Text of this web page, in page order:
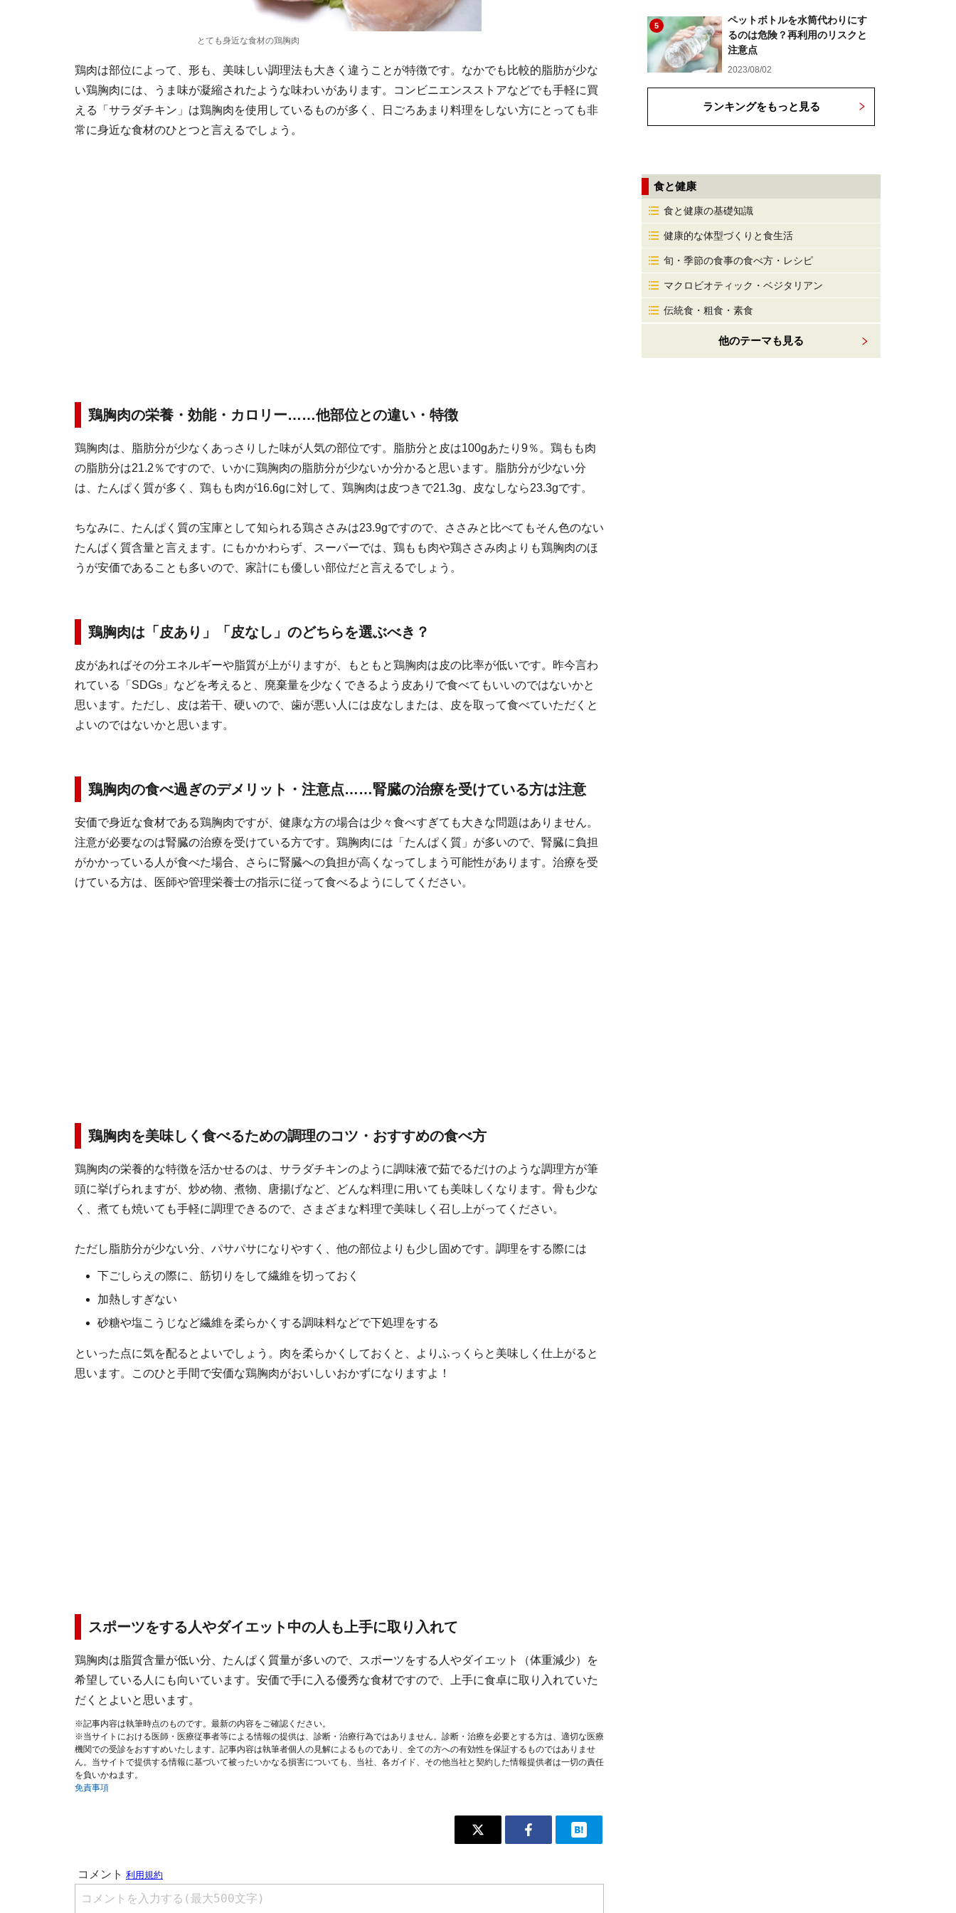
とても身近な食材の鶏胸肉
鶏肉は部位によって、形も、美味しい調理法も大きく違うことが特徴です。なかでも比較的脂肪が少な
い鶏胸肉には、うま味が凝縮されたような味わいがあります。コンビニエンスストアなどでも手軽に買
える「サラダチキン」は鶏胸肉を使用しているものが多く、日ごろあまり料理をしない方にとっても非
常に身近な食材のひとつと言えるでしょう。
鶏胸肉の栄養・効能・カロリー……他部位との違い・特徴
鶏胸肉は、脂肪分が少なくあっさりした味が人気の部位です。脂肪分と皮は100gあたり9％。鶏もも肉
の脂肪分は21.2％ですので、いかに鶏胸肉の脂肪分が少ないか分かると思います。脂肪分が少ない分
は、たんぱく質が多く、鶏もも肉が16.6gに対して、鶏胸肉は皮つきで21.3g、皮なしなら23.3gです。
ちなみに、たんぱく質の宝庫として知られる鶏ささみは23.9gですので、ささみと比べてもそん色のない
たんぱく質含量と言えます。にもかかわらず、スーパーでは、鶏もも肉や鶏ささみ肉よりも鶏胸肉のほ
うが安価であることも多いので、家計にも優しい部位だと言えるでしょう。
鶏胸肉は「皮あり」「皮なし」のどちらを選ぶべき？
皮があればその分エネルギーや脂質が上がりますが、もともと鶏胸肉は皮の比率が低いです。昨今言わ
れている「SDGs」などを考えると、廃棄量を少なくできるよう皮ありで食べてもいいのではないかと
思います。ただし、皮は若干、硬いので、歯が悪い人には皮なしまたは、皮を取って食べていただくと
よいのではないかと思います。
鶏胸肉の食べ過ぎのデメリット・注意点……腎臓の治療を受けている方は注意
安価で身近な食材である鶏胸肉ですが、健康な方の場合は少々食べすぎても大きな問題はありません。
注意が必要なのは腎臓の治療を受けている方です。鶏胸肉には「たんぱく質」が多いので、腎臓に負担
がかかっている人が食べた場合、さらに腎臓への負担が高くなってしまう可能性があります。治療を受
けている方は、医師や管理栄養士の指示に従って食べるようにしてください。
鶏胸肉を美味しく食べるための調理のコツ・おすすめの食べ方
鶏胸肉の栄養的な特徴を活かせるのは、サラダチキンのように調味液で茹でるだけのような調理方が筆
頭に挙げられますが、炒め物、煮物、唐揚げなど、どんな料理に用いても美味しくなります。骨も少な
く、煮ても焼いても手軽に調理できるので、さまざまな料理で美味しく召し上がってください。
ただし脂肪分が少ない分、パサパサになりやすく、他の部位よりも少し固めです。調理をする際には
下ごしらえの際に、筋切りをして繊維を切っておく
加熱しすぎない
砂糖や塩こうじなど繊維を柔らかくする調味料などで下処理をする
といった点に気を配るとよいでしょう。肉を柔らかくしておくと、よりふっくらと美味しく仕上がると
思います。このひと手間で安価な鶏胸肉がおいしいおかずになりますよ！
スポーツをする人やダイエット中の人も上手に取り入れて
鶏胸肉は脂質含量が低い分、たんぱく質量が多いので、スポーツをする人やダイエット（体重減少）を
希望している人にも向いています。安価で手に入る優秀な食材ですので、上手に食卓に取り入れていた
だくとよいと思います。
※記事内容は執筆時点のものです。最新の内容をご確認ください。
※当サイトにおける医師・医療従事者等による情報の提供は、診断・治療行為ではありません。診断・治療を必要とする方は、適切な医療
機関での受診をおすすめいたします。記事内容は執筆者個人の見解によるものであり、全ての方への有効性を保証するものではありませ
ん。当サイトで提供する情報に基づいて被ったいかなる損害についても、当社、各ガイド、その他当社と契約した情報提供者は一切の責任
を負いかねます。
免責事項
5
ペットボトルを水筒代わりにす
るのは危険？再利用のリスクと
注意点
2023/08/02
ランキングをもっと見る
食と健康
食と健康の基礎知識
健康的な体型づくりと食生活
旬・季節の食事の食べ方・レシピ
マクロビオティック・ベジタリアン
伝統食・粗食・素食
他のテーマも見る